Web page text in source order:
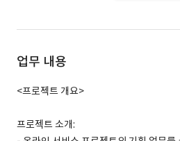
업무 내용
<프로젝트 개요>
프로젝트 소개: